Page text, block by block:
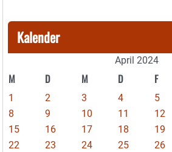
Kalender
April 2024
M D M D F
1 2 3 4 5
8
9 10 11 12
15
16 17 18 19
22
23 24 25 26